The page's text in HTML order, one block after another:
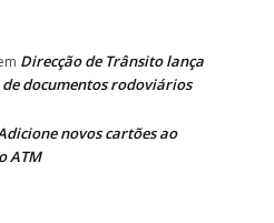
Direcção de Trânsito lança
documentos rodoviários
novos cartões ao
ATM